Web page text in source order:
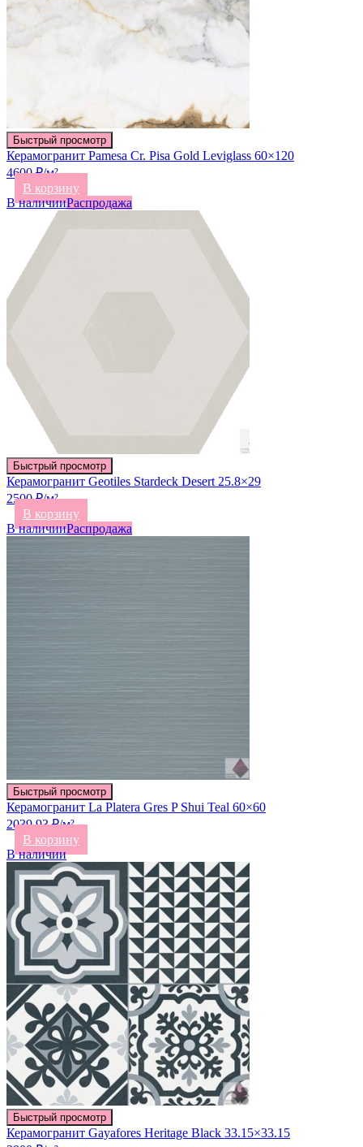
Быстрый просмотр
Керамогранит Pamesa Cr. Pisa Gold Leviglass 60×120
4600 ₽/м²
В корзину
В наличииРаспродажа
Быстрый просмотр
Керамогранит Geotiles Stardeck Desert 25.8×29
2500 ₽/м²
В корзину
В наличииРаспродажа
Быстрый просмотр
Керамогранит La Platera Gres P Shui Teal 60×60
2039.93 ₽/м²
В корзину
В наличии
Быстрый просмотр
Керамогранит Gayafores Heritage Black 33.15×33.15